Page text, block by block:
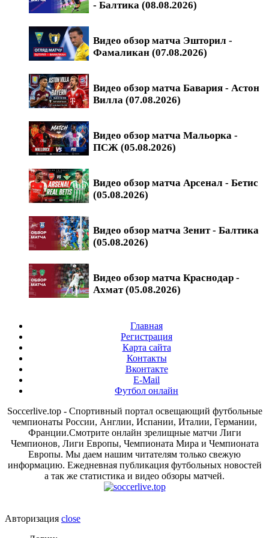
- Балтика (08.08.2026)
Видео обзор матча Эшторил -
Фамаликан (07.08.2026)
Видео обзор матча Бавария - Астон
Вилла (07.08.2026)
Видео обзор матча Мальорка -
ПСЖ (05.08.2026)
Видео обзор матча Арсенал - Бетис
(05.08.2026)
Видео обзор матча Зенит - Балтика
(05.08.2026)
Видео обзор матча Краснодар -
Ахмат (05.08.2026)
Главная
Регистрация
Карта сайта
Контакты
Вконтакте
E-Mail
Футбол онлайн
Soccerlive.top - Спортивный портал освещающий футбольные
чемпионаты России, Англии, Испании, Италии, Германии,
Франции.Смотрите онлайн зрелищные матчи Лиги
Чемпионов, Лиги Европы, Чемпионата Мира и Чемпионата
Европы. Мы даем нашим читателям только свежую
информацию. Ежедневная публикация футбольных новостей
а так же статистика и видео обзоры матчей.
Авторизация close